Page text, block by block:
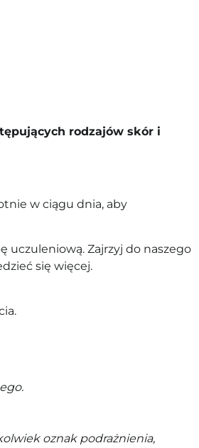
rodzajów skór i
w ciągu dnia, aby
uczuleniową. Zajrzyj do naszego
się więcej.
oznak podrażnienia,